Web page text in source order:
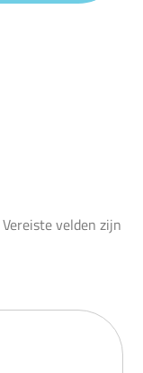
Vereiste velden zijn